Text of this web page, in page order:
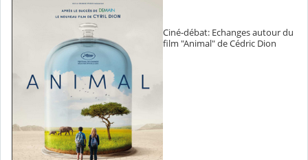
Ciné-débat: Echanges autour du
film "Animal" de Cédric Dion